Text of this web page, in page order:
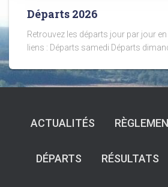
Départs 2026
Retrouvez les départs jour par jour
liens : Départs samedi Départs
ACTUALITÉS
DÉPARTS RÉSULTATS